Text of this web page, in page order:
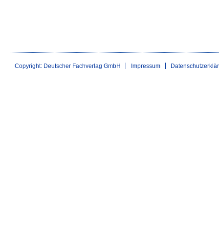
Copyright: Deutscher Fachverlag GmbH Impressum